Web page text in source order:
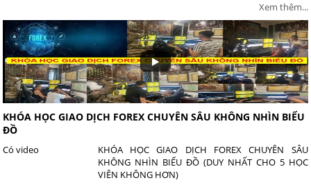
Xem thêm...
KHÓA HỌC GIAO DỊCH FOREX CHUYÊN SÂU KHÔNG NHÌN BIỂU
ĐỒ
KHÓA HỌC GIAO DỊCH FOREX CHUYÊN SÂU
KHÔNG NHÌN BIỂU ĐỒ (DUY NHẤT CHO 5 HỌC
VIÊN KHÔNG HƠN)
Có video